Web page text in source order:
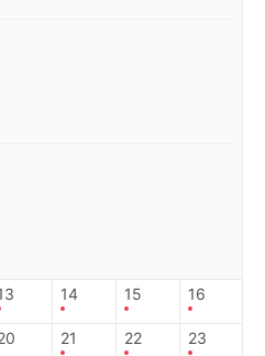
14 15 16
21 22 23